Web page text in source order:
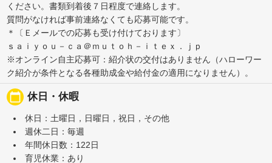
ください。書類到着後７日程度で連絡します。
質問がなければ事前連絡なくても応募可能です。
＊〔Ｅメールでの応募も受け付けております〕
ｓａｉｙｏｕ－ｃａ＠ｍｕｔｏｈ－ｉｔｅｘ．ｊｐ
※オンライン自主応募可：紹介状の交付はありません（ハローワー
ク紹介が条件となる各種助成金や給付金の適用になりません）。
calendar_today 休日・休暇
休日：土曜日，日曜日，祝日，その他
週休二日：毎週
年間休日数：122日
育児休業：あり